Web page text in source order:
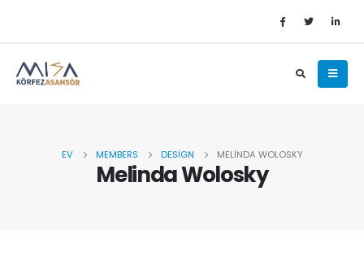
EV MEMBERS DESIGN MELINDA WOLOSKY
Melinda Wolosky